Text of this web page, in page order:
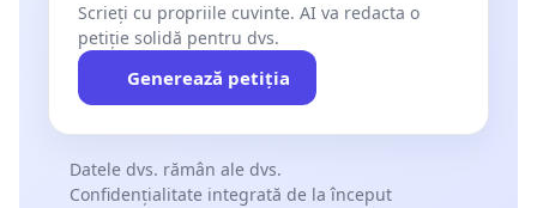
Scrieți cu propriile cuvinte. AI va redacta o
petiție solidă pentru dvs.
Generează petiția
Datele dvs. rămân ale dvs.
Confidențialitate integrată de la început